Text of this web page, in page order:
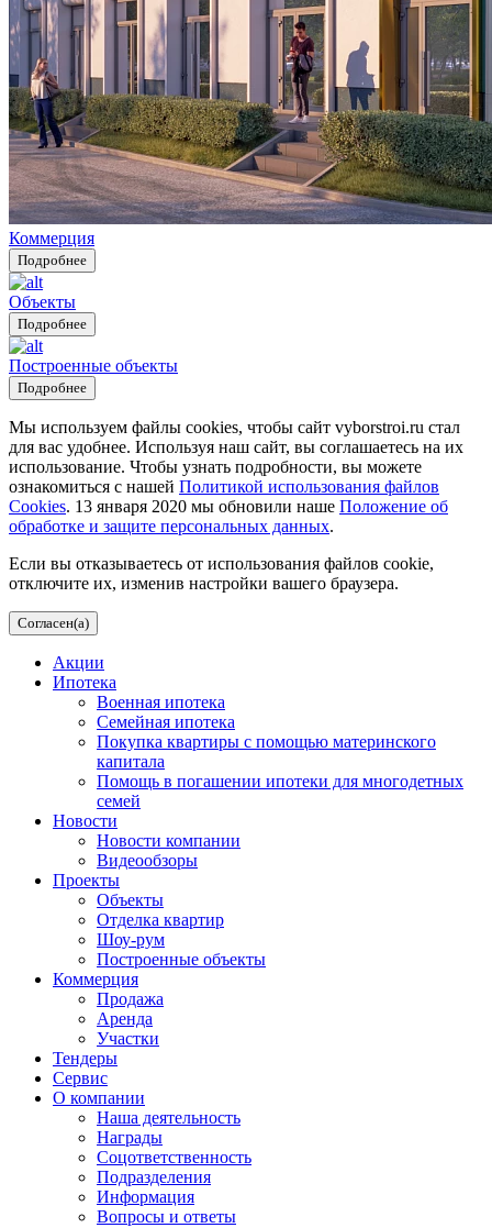
Коммерция
Подробнее
Объекты
Подробнее
Построенные объекты
Подробнее
Мы используем файлы cookies, чтобы сайт vyborstroi.ru стал
для вас удобнее. Используя наш сайт, вы соглашаетесь на их
использование. Чтобы узнать подробности, вы можете
ознакомиться с нашей Политикой использования файлов
Cookies. 13 января 2020 мы обновили наше Положение об
обработке и защите персональных данных.
Если вы отказываетесь от использования файлов cookie,
отключите их, изменив настройки вашего браузера.
Согласен(а)
Акции
Ипотека
Военная ипотека
Семейная ипотека
Покупка квартиры с помощью материнского
капитала
Помощь в погашении ипотеки для многодетных
семей
Новости
Новости компании
Видеообзоры
Проекты
Объекты
Отделка квартир
Шоу-рум
Построенные объекты
Коммерция
Продажа
Аренда
Участки
Тендеры
Сервис
О компании
Наша деятельность
Награды
Соцответственность
Подразделения
Информация
Вопросы и ответы